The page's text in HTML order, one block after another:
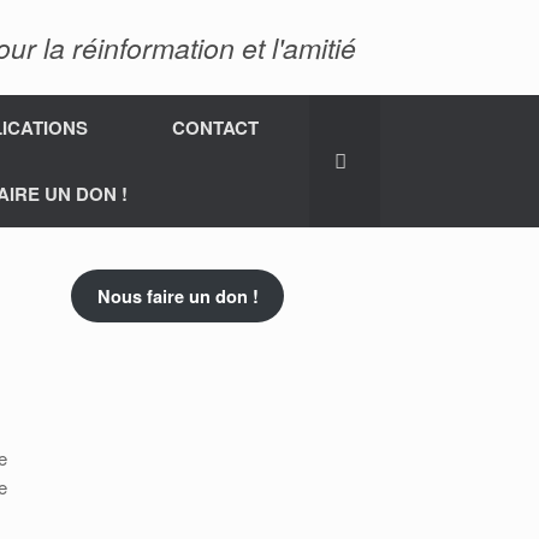
la réinformation et l'amitié
CONTACT
UN DON !
Nous faire un don !